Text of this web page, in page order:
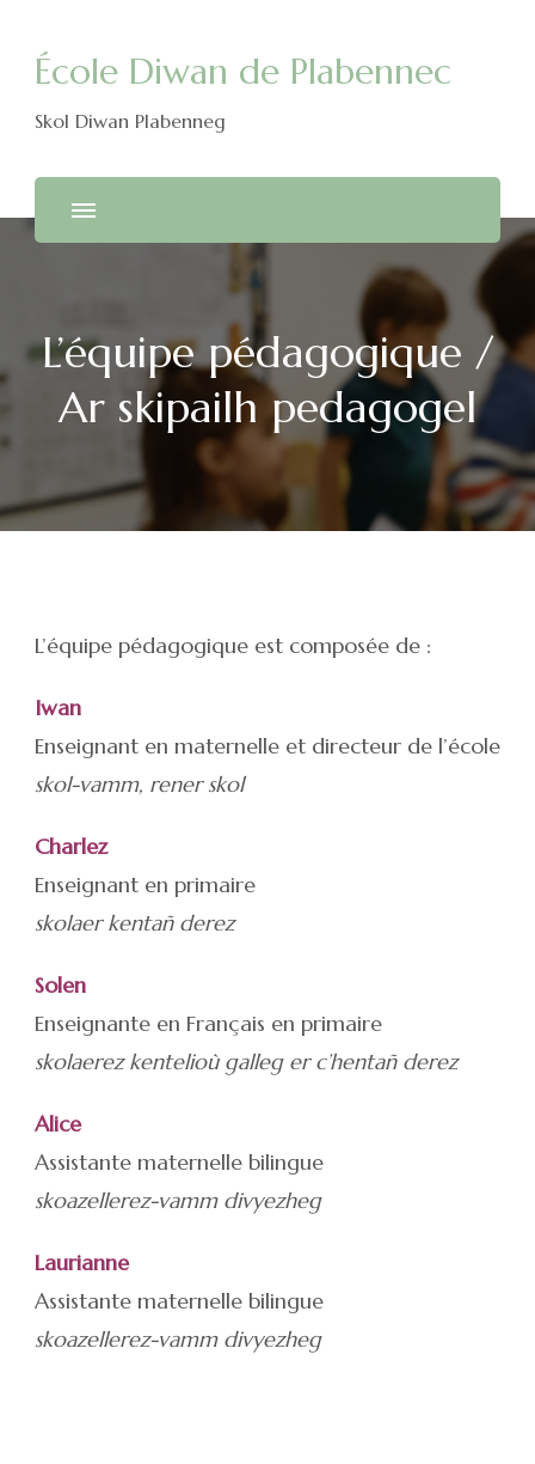
École Diwan de Plabennec
Skol Diwan Plabenneg
L’équipe pédagogique /
Ar skipailh pedagogel
L’équipe pédagogique est composée de :
Iwan
Enseignant en maternelle et directeur de l’école
skol-vamm, rener skol
Charlez
Enseignant en primaire
skolaer kentañ derez
Solen
Enseignante en Français en primaire
skolaerez kentelioù galleg er c’hentañ derez
Alice
Assistante maternelle bilingue
skoazellerez-vamm divyezheg
Laurianne
Assistante maternelle bilingue
skoazellerez-vamm divyezheg